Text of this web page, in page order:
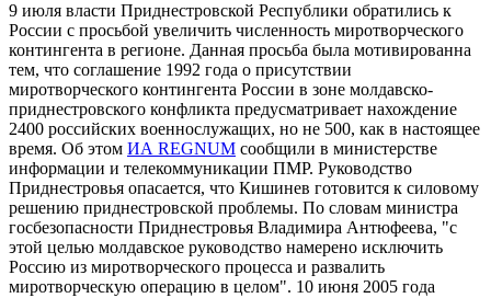
9 июля власти Приднестровской Республики обратились к
России с просьбой увеличить численность миротворческого
контингента в регионе. Данная просьба была мотивированна
тем, что соглашение 1992 года о присутствии
миротворческого контингента России в зоне молдавско-
приднестровского конфликта предусматривает нахождение
2400 российских военнослужащих, но не 500, как в настоящее
время. Об этом ИА REGNUM сообщили в министерстве
информации и телекоммуникации ПМР. Руководство
Приднестровья опасается, что Кишинев готовится к силовому
решению приднестровской проблемы. По словам министра
госбезопасности Приднестровья Владимира Антюфеева, "с
этой целью молдавское руководство намерено исключить
Россию из миротворческого процесса и развалить
миротворческую операцию в целом". 10 июня 2005 года